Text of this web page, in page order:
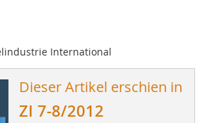
International
Dieser Artikel erschien in
ZI 7-8/2012